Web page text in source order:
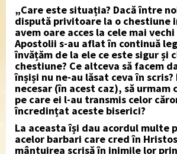
„Care este situația? Dacă între
dispută privitoare la o chestiune
avem oare acces la cele mai
Apostolii s-au aflat în continuă
învățăm de la ele ce este sigur și
chestiune? Ce altceva să facem
înșiși nu ne-au lăsat ceva în
necesar (în acest caz), să
pe care ei l-au transmis celor
încredințat aceste biserici?
La aceasta își dau acordul multe
acelor barbari care cred în
mântuirea scrisă în inimile lor